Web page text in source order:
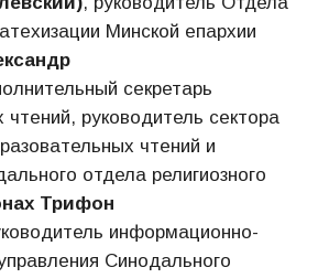
Минской епархии
секретарь
чтений, руководитель сектора
чтений и
отдела религиозного
Трифон
информационно-
Синодального